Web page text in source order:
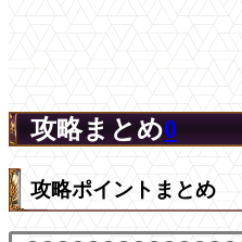
攻略まとめ0
攻略ポイントまとめ